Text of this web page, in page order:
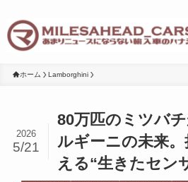
ホーム Lamborghini
80万匹のミツバ
ルギーニの未来
える“生きたセン
2026
5/21